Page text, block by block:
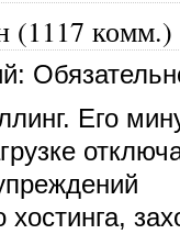
(1117 комм.)
:
Его